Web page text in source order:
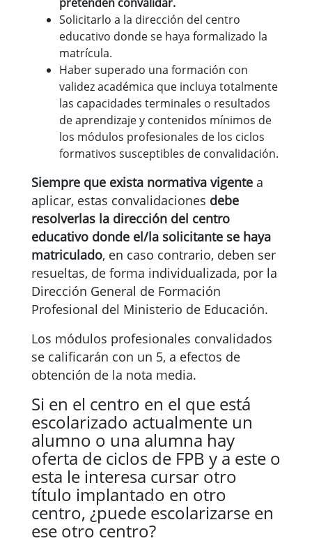
Solicitarlo a la dirección del centro
educativo donde se haya formalizado la
matrícula.
Haber superado una formación con
validez académica que incluya totalmente
las capacidades terminales o resultados
de aprendizaje y contenidos mínimos de
los módulos profesionales de los ciclos
formativos susceptibles de convalidación.
Siempre que exista normativa vigente a
aplicar, estas convalidaciones debe
resolverlas la dirección del centro
educativo donde el/la solicitante se haya
matriculado, en caso contrario, deben ser
resueltas, de forma individualizada, por la
Dirección General de Formación
Profesional del Ministerio de Educación.
Los módulos profesionales convalidados
se calificarán con un 5, a efectos de
obtención de la nota media.
Si en el centro en el que está
escolarizado actualmente un
alumno o una alumna hay
oferta de ciclos de FPB y a este o
esta le interesa cursar otro
título implantado en otro
centro, ¿puede escolarizarse en
ese otro centro?